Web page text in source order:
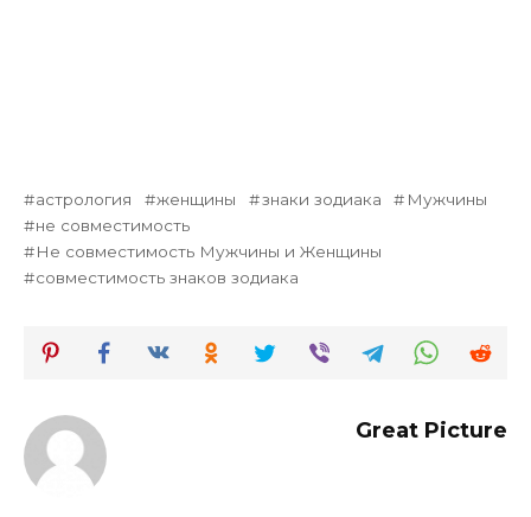
астрология женщины знаки зодиака
Мужчины
не совместимость
Не совместимость Мужчины и Женщины
совместимость знаков зодиака
Great Picture